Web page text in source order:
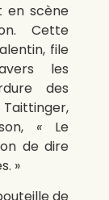
en scène
Cette
file
les
des
« Le
de dire
»